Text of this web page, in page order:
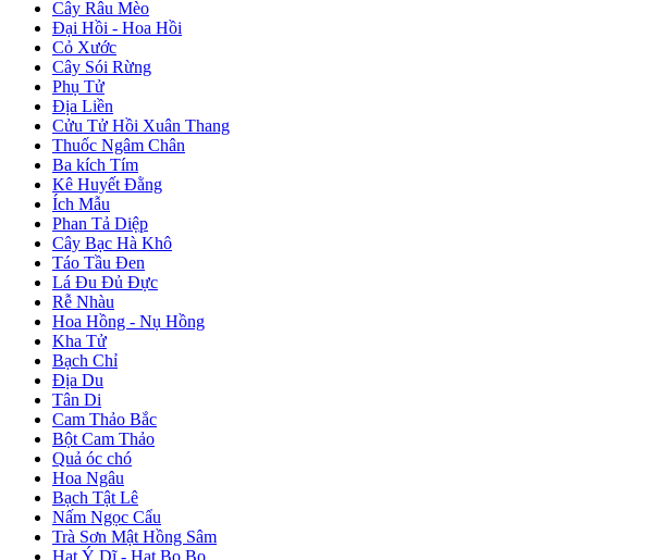
Cây Râu Mèo
Đại Hồi - Hoa Hồi
Cỏ Xước
Cây Sói Rừng
Phụ Tử
Địa Liền
Cửu Tử Hồi Xuân Thang
Thuốc Ngâm Chân
Ba kích Tím
Kê Huyết Đằng
Ích Mẫu
Phan Tả Diệp
Cây Bạc Hà Khô
Táo Tầu Đen
Lá Đu Đủ Đực
Rễ Nhàu
Hoa Hồng - Nụ Hồng
Kha Tử
Bạch Chỉ
Địa Du
Tân Di
Cam Thảo Bắc
Bột Cam Thảo
Quả óc chó
Hoa Ngâu
Bạch Tật Lê
Nấm Ngọc Cẩu
Trà Sơn Mật Hồng Sâm
Hạt Ý Dĩ - Hạt Bo Bo